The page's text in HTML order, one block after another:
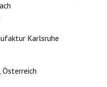
Karlsruhe
Österreich